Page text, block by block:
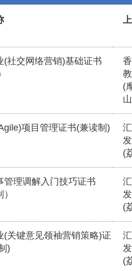
(社交网络营销)基础证书
(
项目管理证书(兼读制)
(
管理调解入门技巧证书
(
(关键意见领袖营销策略)证
)
(